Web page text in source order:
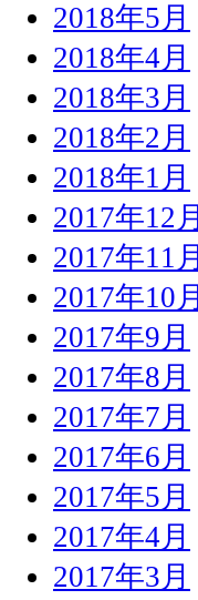
2018年5月
2018年4月
2018年3月
2018年2月
2018年1月
2017年12月
2017年11月
2017年10月
2017年9月
2017年8月
2017年7月
2017年6月
2017年5月
2017年4月
2017年3月